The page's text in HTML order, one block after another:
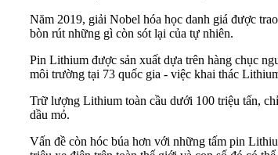
Năm 2019, giải Nobel hóa học danh giá được
bòn rút những gì còn sót lại của tự nhiên.
Pin Lithium được sản xuất dựa trên hàng chục
môi trường tại 73 quốc gia - việc khai thác
Trữ lượng Lithium toàn cầu dưới 100 triệu tấn,
dầu mỏ.
Vấn đề còn hóc búa hơn với những tấm pin